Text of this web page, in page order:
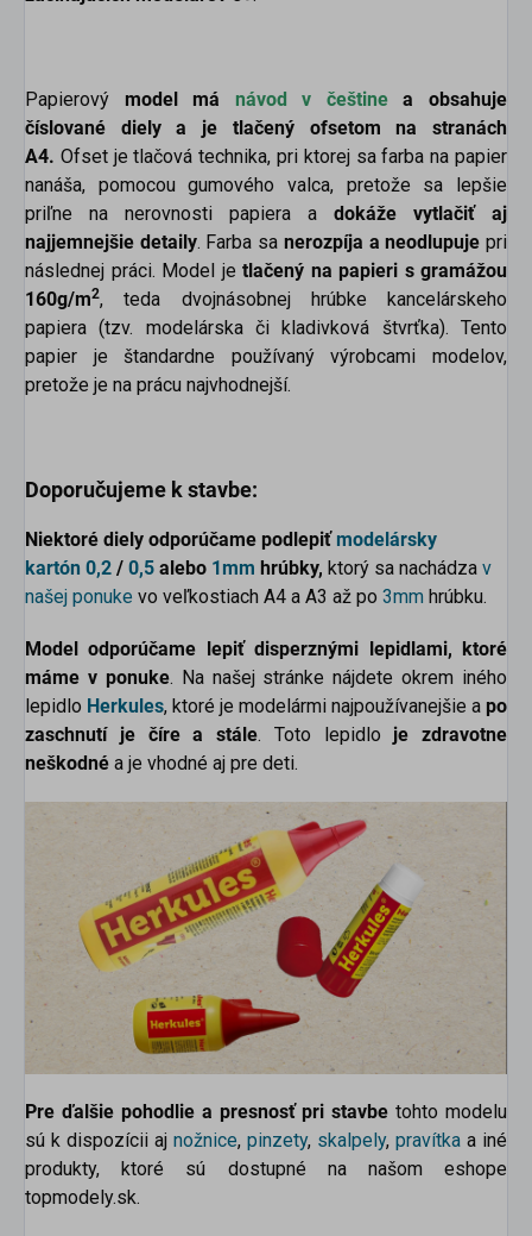
Papierový model má návod v češtinea obsahuje
číslované diely a je tlačený ofsetom na stranách
A4. Ofset je tlačová technika, pri ktorej sa farba na papier
nanáša, pomocou gumového valca, pretože sa lepšie
priľne na nerovnosti papiera a dokáže vytlačiť aj
najjemnejšie detaily. Farba sa nerozpíja a neodlupuje pri
následnej práci. Model je tlačený na papieri s gramážou
160g/m2, teda dvojnásobnej hrúbke kancelárskeho
papiera (tzv. modelárska či kladivková štvrťka). Tento
papier je štandardne používaný výrobcami modelov,
pretože je na prácu najvhodnejší.
Doporučujeme k stavbe:
Niektoré diely odporúčame podlepiť modelársky
kartón 0,2 / 0,5 alebo 1mm hrúbky, ktorý sa nachádza v
našej ponuke vo veľkostiach A4 a A3 až po 3mm hrúbku.
Model odporúčame lepiť disperznými lepidlami, ktoré
máme v ponuke. Na našej stránke nájdete okrem iného
lepidlo Herkules, ktoré je modelármi najpoužívanejšie a po
zaschnutí je číre a stále. Toto lepidlo je zdravotne
neškodné a je vhodné aj pre deti.
Pre ďalšie pohodlie a presnosť pri stavbe tohto modelu
sú k dispozícii aj nožnice, pinzety, skalpely, pravítka a iné
produkty, ktoré sú dostupné na našom eshope
topmodely.sk.